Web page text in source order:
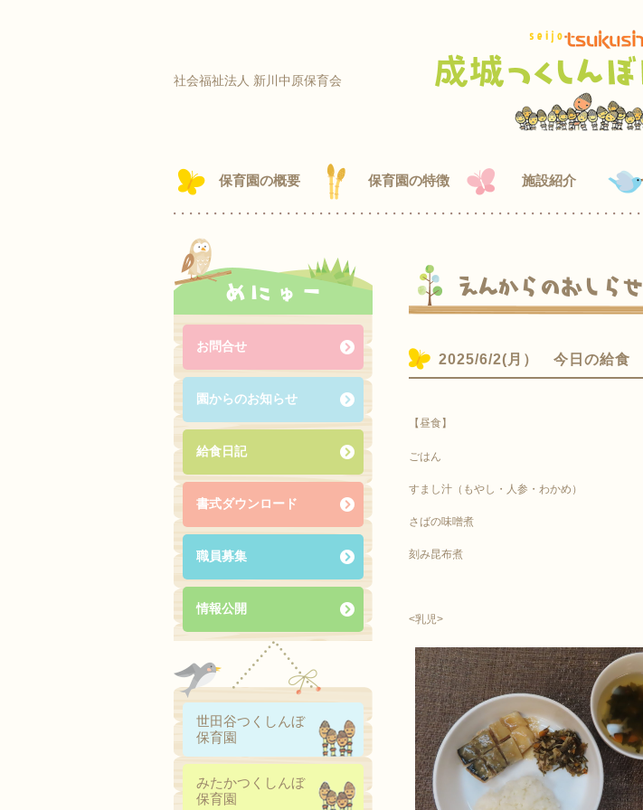
社会福祉法人 新川中原保育会
保育園の概要 保育園の特徴 施設紹介
えんからのおしらせ
2025/6/2(月） 今日の給食
【昼食】
ごはん
すまし汁（もやし・人参・わかめ）
さばの味噌煮
刻み昆布煮
<乳児>
めにゅー
お問合せ
園からのお知らせ
給食日記
書式ダウンロード
職員募集
情報公開
世田谷つくしんぼ
保育園
みたかつくしんぼ
保育園